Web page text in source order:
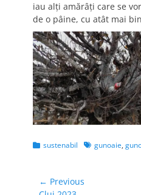
iau alți amărâți care se
de o pâine, cu atât mai
Categories
sustenabil Tagsgunoaie,
Navigare
← Previous